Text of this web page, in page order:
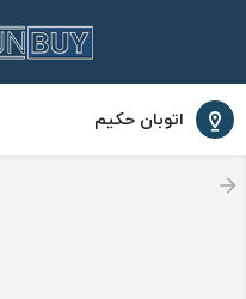
اتوبان حکیم